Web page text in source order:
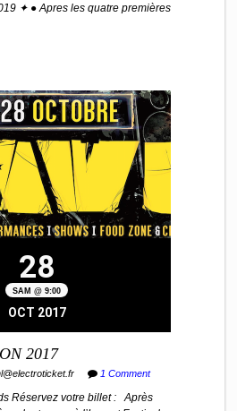
✦ ● Apres les quatre premières
28
SAM @ 9:00
OCT 2017
2017
1 Comment
Réservez votre billet : Après